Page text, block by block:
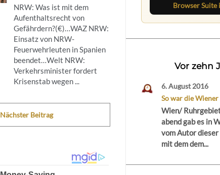
NRW: Was ist mit dem
Aufenthaltsrecht von
Gefährdern?(€)…WAZ NRW:
Einsatz von NRW-
Feuerwehrleuten in Spanien
beendet…Welt NRW:
Verkehrsminister fordert
Krisenstab wegen ...
Nächster Beitrag
Browser Suite
Vor zehn
6. August 2016
So war die Wiener
Wien/
abend gab es in
vom Autor
mit dem dem...